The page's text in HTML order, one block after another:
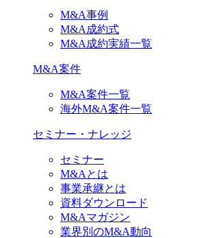
M&A事例
M&A成約式
M&A成約実績一覧
M&A案件
M&A案件一覧
海外M&A案件一覧
セミナー・ナレッジ
セミナー
M&Aとは
事業承継とは
資料ダウンロード
M&Aマガジン
業界別のM&A動向